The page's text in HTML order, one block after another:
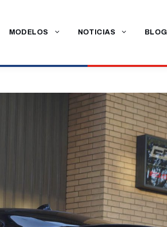
MODELOS NOTICIAS BLOG